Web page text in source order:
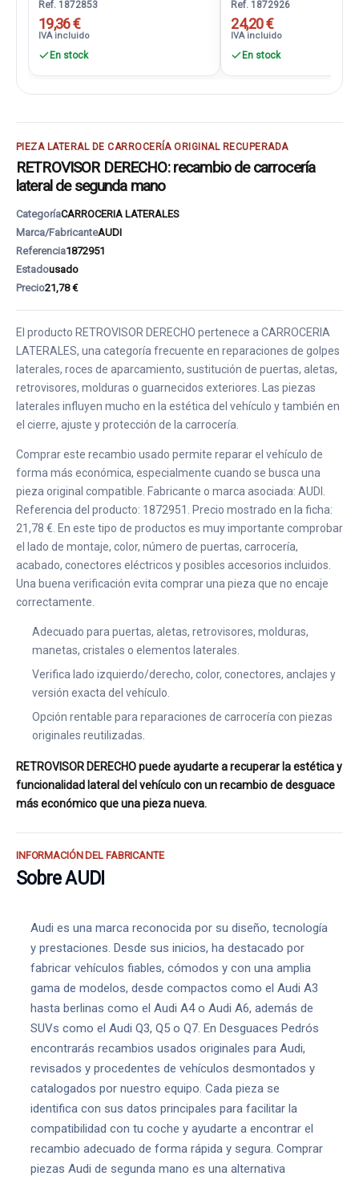
Ref. 1872853
19,36 €
IVA incluido
En stock
Ref. 1872926
24,20 €
IVA incluido
En stock
PIEZA LATERAL DE CARROCERÍA ORIGINAL RECUPERADA
RETROVISOR DERECHO: recambio de carrocería
lateral de segunda mano
CategoríaCARROCERIA LATERALES
Marca/FabricanteAUDI
Referencia1872951
Estadousado
Precio21,78 €
El producto RETROVISOR DERECHO pertenece a CARROCERIA
LATERALES, una categoría frecuente en reparaciones de golpes
laterales, roces de aparcamiento, sustitución de puertas, aletas,
retrovisores, molduras o guarnecidos exteriores. Las piezas
laterales influyen mucho en la estética del vehículo y también en
el cierre, ajuste y protección de la carrocería.
Comprar este recambio usado permite reparar el vehículo de
forma más económica, especialmente cuando se busca una
pieza original compatible. Fabricante o marca asociada: AUDI.
Referencia del producto: 1872951. Precio mostrado en la ficha:
21,78 €. En este tipo de productos es muy importante comprobar
el lado de montaje, color, número de puertas, carrocería,
acabado, conectores eléctricos y posibles accesorios incluidos.
Una buena verificación evita comprar una pieza que no encaje
correctamente.
Adecuado para puertas, aletas, retrovisores, molduras,
manetas, cristales o elementos laterales.
Verifica lado izquierdo/derecho, color, conectores, anclajes y
versión exacta del vehículo.
Opción rentable para reparaciones de carrocería con piezas
originales reutilizadas.
RETROVISOR DERECHO puede ayudarte a recuperar la estética y
funcionalidad lateral del vehículo con un recambio de desguace
más económico que una pieza nueva.
INFORMACIÓN DEL FABRICANTE
Sobre AUDI
Audi es una marca reconocida por su diseño, tecnología
y prestaciones. Desde sus inicios, ha destacado por
fabricar vehículos fiables, cómodos y con una amplia
gama de modelos, desde compactos como el Audi A3
hasta berlinas como el Audi A4 o Audi A6, además de
SUVs como el Audi Q3, Q5 o Q7. En Desguaces Pedrós
encontrarás recambios usados originales para Audi,
revisados y procedentes de vehículos desmontados y
catalogados por nuestro equipo. Cada pieza se
identifica con sus datos principales para facilitar la
compatibilidad con tu coche y ayudarte a encontrar el
recambio adecuado de forma rápida y segura. Comprar
piezas Audi de segunda mano es una alternativa